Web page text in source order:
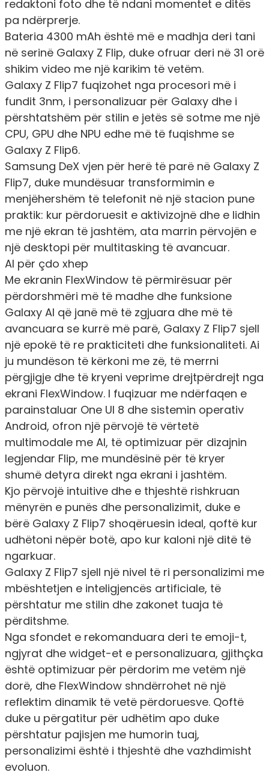
redaktoni foto dhe të ndani momentet e ditës
pa ndërprerje.
Bateria 4300 mAh është më e madhja deri tani
në serinë Galaxy Z Flip, duke ofruar deri në 31 orë
shikim video me një karikim të vetëm.
Galaxy Z Flip7 fuqizohet nga procesori më i
fundit 3nm, i personalizuar për Galaxy dhe i
përshtatshëm për stilin e jetës së sotme me një
CPU, GPU dhe NPU edhe më të fuqishme se
Galaxy Z Flip6.
Samsung DeX vjen për herë të parë në Galaxy Z
Flip7, duke mundësuar transformimin e
menjëhershëm të telefonit në një stacion pune
praktik: kur përdoruesit e aktivizojnë dhe e lidhin
me një ekran të jashtëm, ata marrin përvojën e
një desktopi për multitasking të avancuar.
AI për çdo xhep
Me ekranin FlexWindow të përmirësuar për
përdorshmëri më të madhe dhe funksione
Galaxy AI që janë më të zgjuara dhe më të
avancuara se kurrë më parë, Galaxy Z Flip7 sjell
një epokë të re prakticiteti dhe funksionaliteti. Ai
ju mundëson të kërkoni me zë, të merrni
përgjigje dhe të kryeni veprime drejtpërdrejt nga
ekrani FlexWindow. I fuqizuar me ndërfaqen e
parainstaluar One UI 8 dhe sistemin operativ
Android, ofron një përvojë të vërtetë
multimodale me AI, të optimizuar për dizajnin
legjendar Flip, me mundësinë për të kryer
shumë detyra direkt nga ekrani i jashtëm.
Kjo përvojë intuitive dhe e thjeshtë rishkruan
mënyrën e punës dhe personalizimit, duke e
bërë Galaxy Z Flip7 shoqëruesin ideal, qoftë kur
udhëtoni nëpër botë, apo kur kaloni një ditë të
ngarkuar.
Galaxy Z Flip7 sjell një nivel të ri personalizimi me
mbështetjen e inteligjencës artificiale, të
përshtatur me stilin dhe zakonet tuaja të
përditshme.
Nga sfondet e rekomanduara deri te emoji-t,
ngjyrat dhe widget-et e personalizuara, gjithçka
është optimizuar për përdorim me vetëm një
dorë, dhe FlexWindow shndërrohet në një
reflektim dinamik të vetë përdoruesve. Qoftë
duke u përgatitur për udhëtim apo duke
përshtatur pajisjen me humorin tuaj,
personalizimi është i thjeshtë dhe vazhdimisht
evoluon.